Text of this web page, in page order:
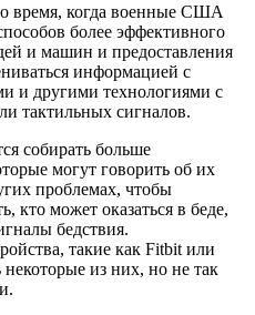
время, когда военные США
более эффективного
и машин и предоставления
информацией с
и другими технологиями с
тактильных сигналов.
собирать больше
могут говорить об их
проблемах, чтобы
кто может оказаться в беде,
бедствия.
такие как Fitbit или
из них, но не так